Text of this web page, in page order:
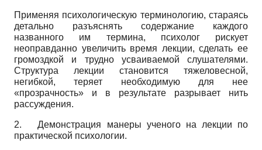
Применяя психологическую терминологию, стараясь
детально разъяснять содержание каждого
названного им термина, психолог рискует
неоправданно увеличить время лекции, сделать ее
громоздкой и трудно усваиваемой слушателями.
Структура лекции становится тяжеловесной,
негибкой, теряет необходимую для нее
«прозрачность» и в результате разрывает нить
рассуждения.
2.Демонстрация манеры ученого на лекции по
практической психологии.